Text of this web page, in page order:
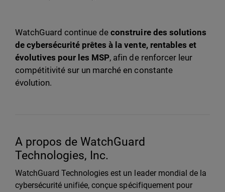
WatchGuard continue deconstruire des solutions
de cybersécurité prêtes à la vente, rentables et
évolutives pour les MSP, afin de renforcer leur
compétitivité sur un marché en constante
évolution.
A propos de WatchGuard
Technologies, Inc.
WatchGuard Technologies est un leader mondial de la
cybersécurité unifiée, conçue spécifiquement pour